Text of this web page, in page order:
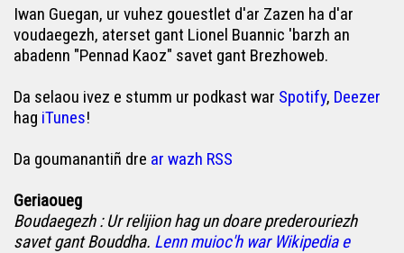
Seongwoo Kang (Korea) - Pennad Kaoz
Jaime Da Silva (Bro-Venezuela) - Pennad Kaoz
Iwan Guegan, ur vuhez gouestlet d'ar Zazen ha d'ar
voudaegezh, aterset gant Lionel Buannic 'barzh an
abadenn "Pennad Kaoz" savet gant Brezhoweb.
Da selaou ivez e stumm ur podkast war Spotify, Deezer
hag iTunes!
Da goumanantiñ dre ar wazh RSS
Geriaoueg
Boudaegezh :Ur relijion hag un doare prederouriezh
savet gant Bouddha. Lenn muioc'h war Wikipedia e